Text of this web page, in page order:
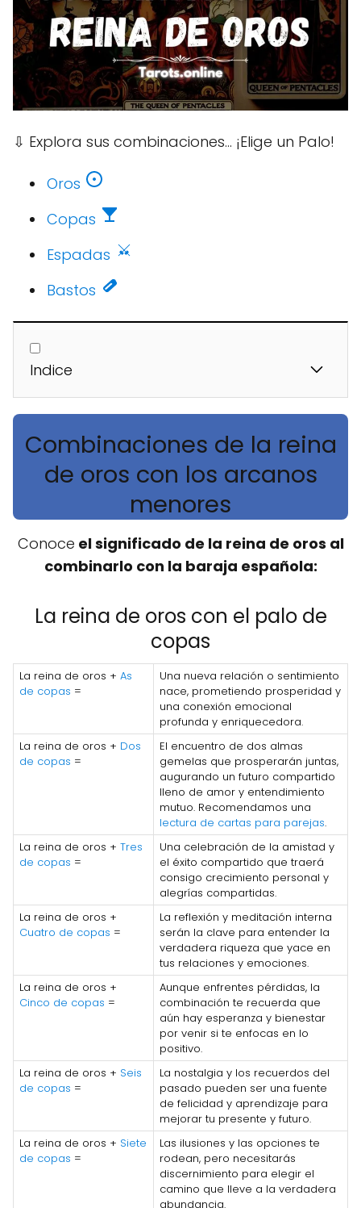
⇩ Explora sus combinaciones... ¡Elige un Palo!
Oros
Copas
Espadas
Bastos
Indice
Combinaciones de la reina
de oros con los arcanos
menores
Conoce el significado de la reina de oros al
combinarlo con la baraja española:
La reina de oros con el palo de
copas
La reina de oros + As
de copas =
Una nueva relación o sentimiento
nace, prometiendo prosperidad y
una conexión emocional
profunda y enriquecedora.
La reina de oros + Dos
de copas =
El encuentro de dos almas
gemelas que prosperarán juntas,
augurando un futuro compartido
lleno de amor y entendimiento
mutuo. Recomendamos una
lectura de cartas para parejas.
La reina de oros + Tres
de copas =
Una celebración de la amistad y
el éxito compartido que traerá
consigo crecimiento personal y
alegrías compartidas.
La reina de oros +
Cuatro de copas =
La reflexión y meditación interna
serán la clave para entender la
verdadera riqueza que yace en
tus relaciones y emociones.
La reina de oros +
Cinco de copas =
Aunque enfrentes pérdidas, la
combinación te recuerda que
aún hay esperanza y bienestar
por venir si te enfocas en lo
positivo.
La reina de oros + Seis
de copas =
La nostalgia y los recuerdos del
pasado pueden ser una fuente
de felicidad y aprendizaje para
mejorar tu presente y futuro.
La reina de oros + Siete
de copas =
Las ilusiones y las opciones te
rodean, pero necesitarás
discernimiento para elegir el
camino que lleve a la verdadera
abundancia.